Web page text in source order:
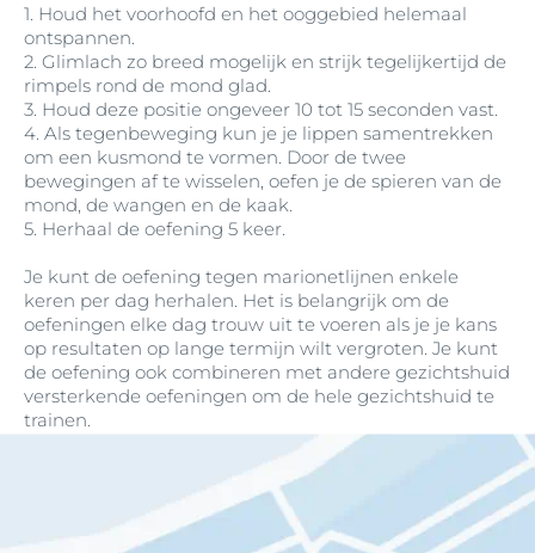
1. Houd het voorhoofd en het ooggebied helemaal
ontspannen.
2. Glimlach zo breed mogelijk en strijk tegelijkertijd de
rimpels rond de mond glad.
3. Houd deze positie ongeveer 10 tot 15 seconden vast.
4. Als tegenbeweging kun je je lippen samentrekken
om een kusmond te vormen. Door de twee
bewegingen af te wisselen, oefen je de spieren van de
mond, de wangen en de kaak.
5. Herhaal de oefening 5 keer.
Je kunt de oefening tegen marionetlijnen enkele
keren per dag herhalen. Het is belangrijk om de
oefeningen elke dag trouw uit te voeren als je je kans
op resultaten op lange termijn wilt vergroten. Je kunt
de oefening ook combineren met andere gezichtshuid
versterkende oefeningen om de hele gezichtshuid te
trainen.